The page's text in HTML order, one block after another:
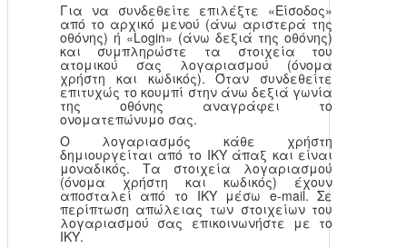
Για να συνδεθείτε επιλέξτε «Είσοδος»
από το αρχικό μενού (άνω αριστερά της
οθόνης) ή «Login» (άνω δεξιά της οθόνης)
και συμπληρώστε τα στοιχεία του
ατομικού σας λογαριασμού (όνομα
χρήστη και κωδικός). Όταν συνδεθείτε
επιτυχώς το κουμπί στην άνω δεξιά γωνία
της οθόνης αναγράφει το
ονοματεπώνυμο σας.
Ο λογαριασμός κάθε χρήστη
δημιουργείται από το ΙΚΥ άπαξ και είναι
μοναδικός. Τα στοιχεία λογαριασμού
(όνομα χρήστη και κωδικός) έχουν
αποσταλεί από το ΙΚΥ μέσω e-mail. Σε
περίπτωση απώλειας των στοιχείων του
λογαριασμού σας επικοινωνήστε με το
ΙΚΥ.